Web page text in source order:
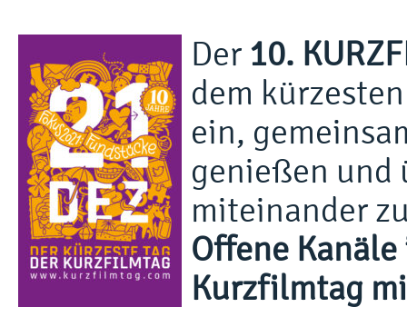
Der 10.
dem
ein,
genießen und
miteinander
Offene
Kurzfilmtag